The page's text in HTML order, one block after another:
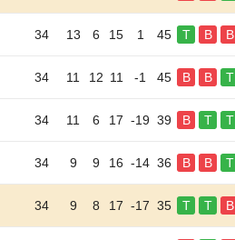
34 13 6 15 1 45 T B B
34 11 12 11 -1 45 B B T
34 11 6 17 -19 39 B T T
34 9 9 16 -14 36 B B T
34 9 8 17 -17 35 T T B